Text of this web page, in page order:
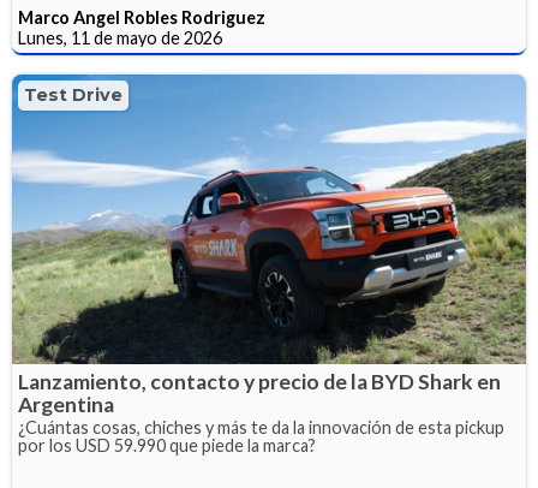
Marco Angel Robles Rodriguez
Lunes, 11 de mayo de 2026
Test Drive
Lanzamiento, contacto y precio de la BYD Shark en
Argentina
¿Cuántas cosas, chiches y más te da la innovación de esta pickup
por los USD 59.990 que piede la marca?